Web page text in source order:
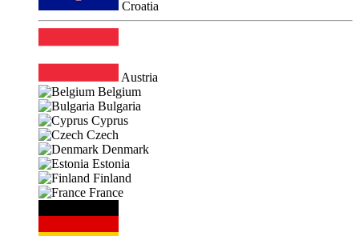
Croatia
Austria
Belgium
Bulgaria
Cyprus
Czech
Denmark
Estonia
Finland
France